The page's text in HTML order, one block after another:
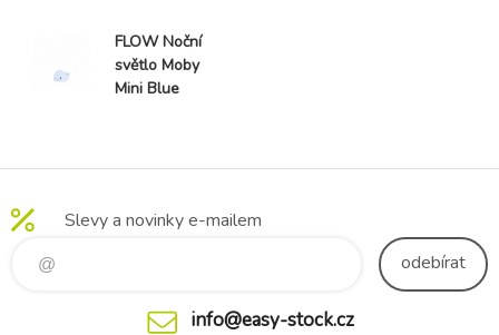
FLOW Noční
světlo Moby
Mini Blue
Slevy a novinky e-mailem
odebírat
info@easy-stock.cz